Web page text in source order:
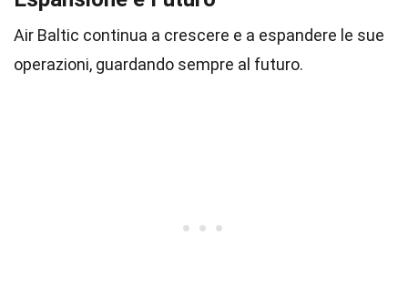
Air Baltic continua a crescere e a espandere le sue
operazioni, guardando sempre al futuro.